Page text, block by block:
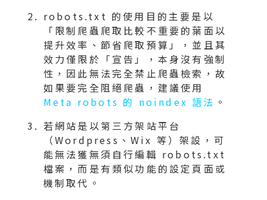
robots.txt 的使用目的主要是以
「限制爬蟲爬取比較不重要的葉面以
提升效率、節省爬取預算」，並且其
效力僅限於「宣告」，本身沒有強制
性，因此無法完全禁止爬蟲檢索，故
如果要完全阻絕爬蟲，建議使用
Meta robots 的 noindex 語法 。
若網站是以第三方架站平台
（Wordpress、Wix 等）架設，可
能無法獲無須自行編輯 robots.txt
檔案，而是有類似功能的設定頁面或
機制取代。